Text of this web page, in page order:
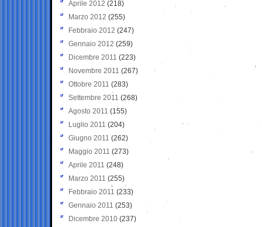
Aprile 2012 (218)
Marzo 2012 (255)
Febbraio 2012 (247)
Gennaio 2012 (259)
Dicembre 2011 (223)
Novembre 2011 (267)
Ottobre 2011 (283)
Settembre 2011 (268)
Agosto 2011 (155)
Luglio 2011 (204)
Giugno 2011 (262)
Maggio 2011 (273)
Aprile 2011 (248)
Marzo 2011 (255)
Febbraio 2011 (233)
Gennaio 2011 (253)
Dicembre 2010 (237)